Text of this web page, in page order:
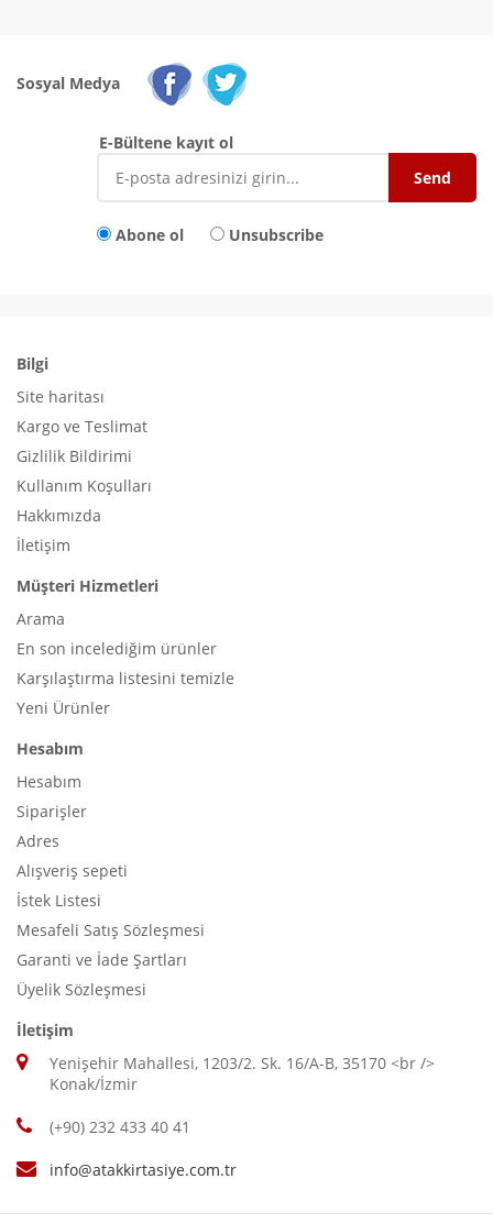
Sosyal Medya
E-Bültene kayıt ol
Abone ol Unsubscribe
Bilgi
Site haritası
Kargo ve Teslimat
Gizlilik Bildirimi
Kullanım Koşulları
Hakkımızda
İletişim
Müşteri Hizmetleri
Arama
En son incelediğim ürünler
Karşılaştırma listesini temizle
Yeni Ürünler
Hesabım
Hesabım
Siparişler
Adres
Alışveriş sepeti
İstek Listesi
Mesafeli Satış Sözleşmesi
Garanti ve İade Şartları
Üyelik Sözleşmesi
İletişim
Yenişehir Mahallesi, 1203/2. Sk. 16/A-B, 35170 <br />
Konak/İzmir
(+90) 232 433 40 41
info@atakkirtasiye.com.tr